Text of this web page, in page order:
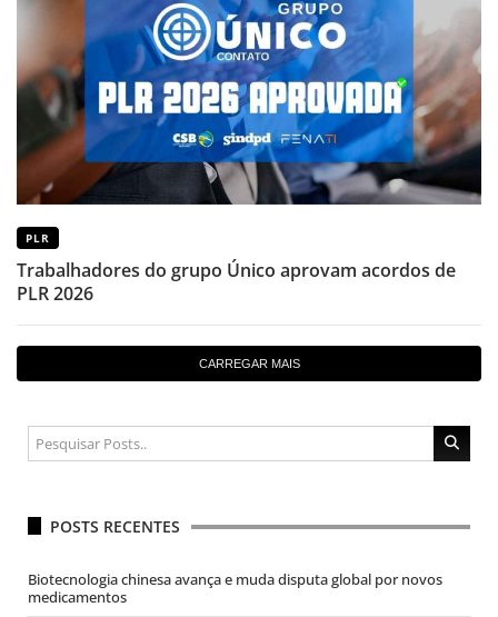
PLR
Trabalhadores do grupo Único aprovam acordos de
PLR 2026
CARREGAR MAIS
POSTS RECENTES
Biotecnologia chinesa avança e muda disputa global por novos
medicamentos